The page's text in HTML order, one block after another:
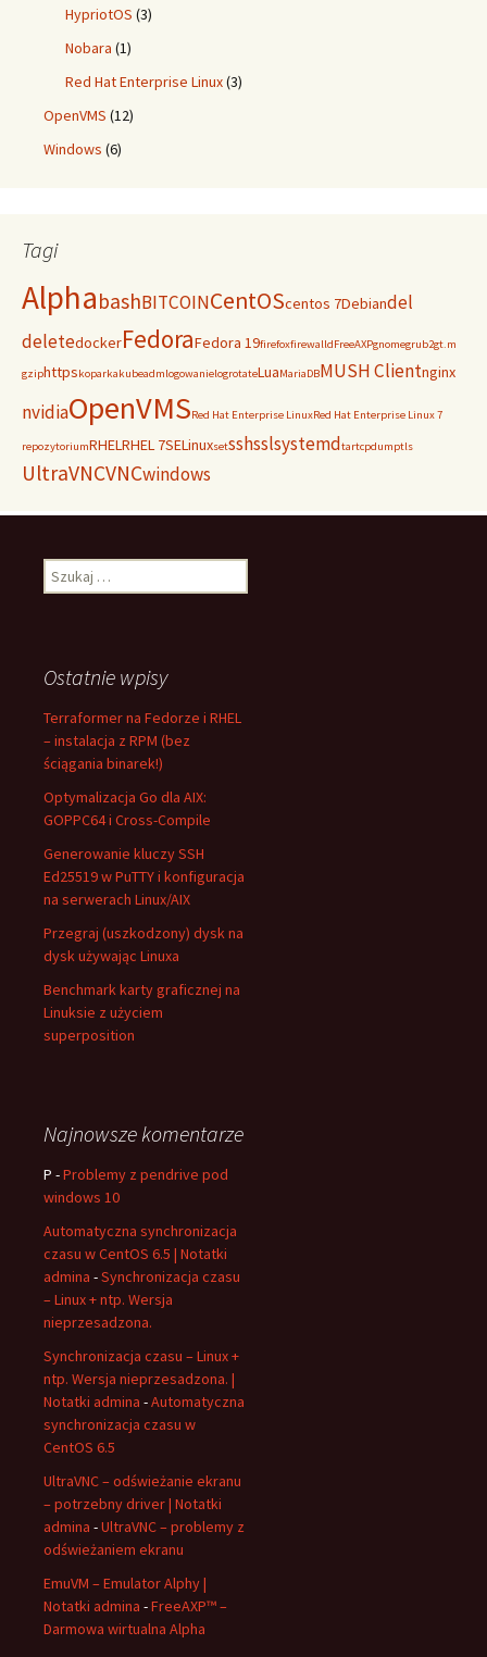
HypriotOS (3)
Nobara (1)
Red Hat Enterprise Linux(3)
OpenVMS (12)
Windows (6)
Tagi
AlphabashBITCOINCentOScentos 7Debiandel
deletedockerFedoraFedora 19firefoxfirewalldFreeAXPgnomegrub2gt.m
gziphttpskoparkakubeadmlogowanielogrotateLuaMariaDBMUSH Clientnginx
nvidiaOpenVMSRed Hat Enterprise LinuxRed Hat Enterprise Linux 7
repozytoriumRHELRHEL 7SELinuxsetsshsslsystemdtartcpdumptls
UltraVNCVNCwindows
Szukaj:
Ostatnie wpisy
Terraformer na Fedorze i RHEL
– instalacja z RPM (bez
ściągania binarek!)
Optymalizacja Go dla AIX:
GOPPC64 i Cross-Compile
Generowanie kluczy SSH
Ed25519 w PuTTY i konfiguracja
na serwerach Linux/AIX
Przegraj (uszkodzony) dysk na
dysk używając Linuxa
Benchmark karty graficznej na
Linuksie z użyciem
superposition
Najnowsze komentarze
P -Problemy z pendrive pod
windows 10
Automatyczna synchronizacja
czasu w CentOS 6.5 | Notatki
admina -Synchronizacja czasu
– Linux + ntp. Wersja
nieprzesadzona.
Synchronizacja czasu – Linux +
ntp. Wersja nieprzesadzona. |
Notatki admina -Automatyczna
synchronizacja czasu w
CentOS 6.5
UltraVNC – odświeżanie ekranu
– potrzebny driver | Notatki
admina -UltraVNC – problemy z
odświeżaniem ekranu
EmuVM – Emulator Alphy |
Notatki admina -FreeAXP™ –
Darmowa wirtualna Alpha